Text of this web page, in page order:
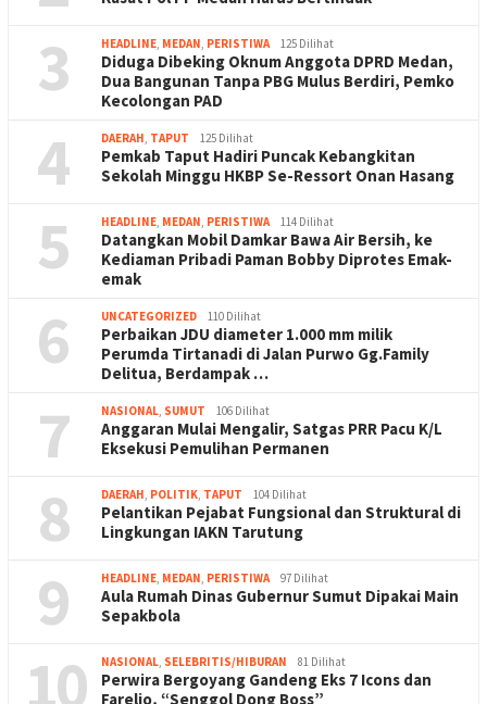
3 HEADLINE, MEDAN, PERISTIWA 125 Dilihat
Diduga Dibeking Oknum Anggota DPRD Medan,
Dua Bangunan Tanpa PBG Mulus Berdiri, Pemko
Kecolongan PAD
4 DAERAH, TAPUT 125 Dilihat
Pemkab Taput Hadiri Puncak Kebangkitan
Sekolah Minggu HKBP Se-Ressort Onan Hasang
5 HEADLINE, MEDAN, PERISTIWA 114 Dilihat
Datangkan Mobil Damkar Bawa Air Bersih, ke
Kediaman Pribadi Paman Bobby Diprotes Emak-
emak
6 UNCATEGORIZED 110 Dilihat
Perbaikan JDU diameter 1.000 mm milik
Perumda Tirtanadi di Jalan Purwo Gg.Family
Delitua, Berdampak …
7 NASIONAL, SUMUT 106 Dilihat
Anggaran Mulai Mengalir, Satgas PRR Pacu K/L
Eksekusi Pemulihan Permanen
8 DAERAH, POLITIK, TAPUT 104 Dilihat
Pelantikan Pejabat Fungsional dan Struktural di
Lingkungan IAKN Tarutung
9 HEADLINE, MEDAN, PERISTIWA 97 Dilihat
Aula Rumah Dinas Gubernur Sumut Dipakai Main
Sepakbola
10 NASIONAL, SELEBRITIS/HIBURAN 81 Dilihat
Perwira Bergoyang Gandeng Eks 7 Icons dan
Farelio, “Senggol Dong Boss”